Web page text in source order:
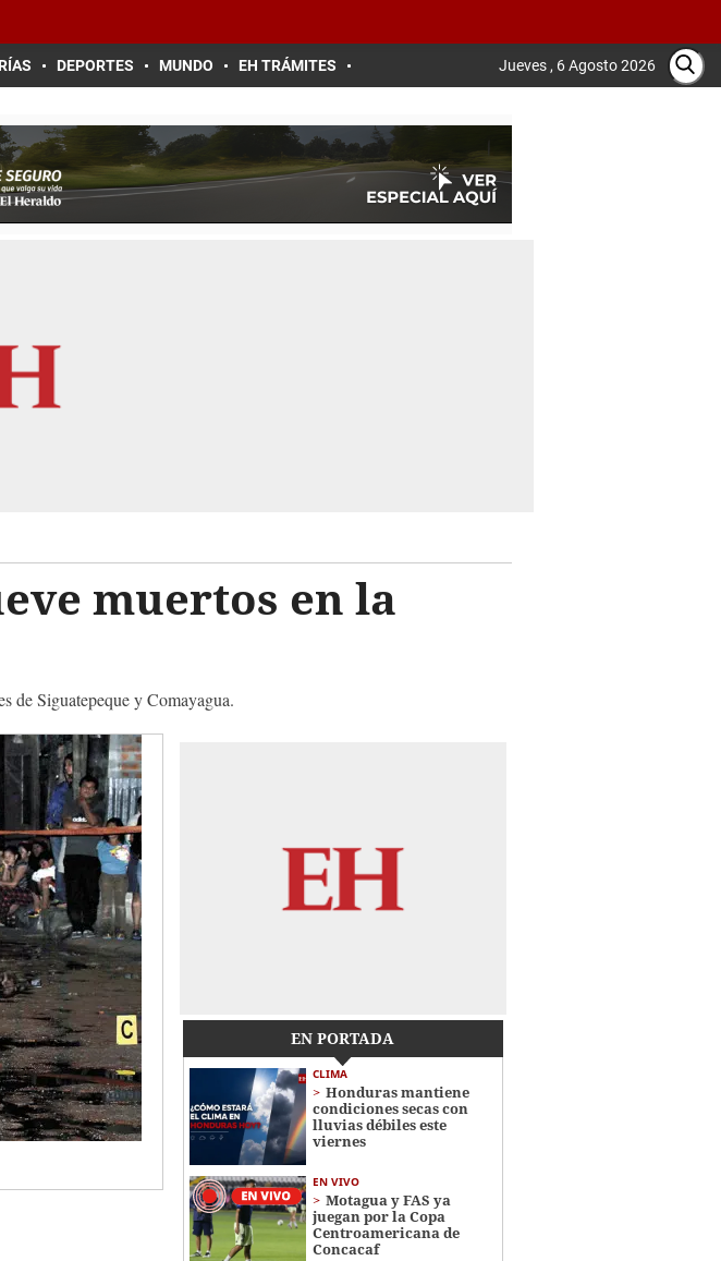
DEPORTES MUNDO EH TRÁMITES Jueves , 6 Agosto 2026
muertos en la
de Siguatepeque y Comayagua.
EN PORTADA
CLIMA
Honduras mantiene
condiciones secas con
lluvias débiles este
viernes
EN VIVO
Motagua y FAS ya
juegan por la Copa
Centroamericana de
Concacaf